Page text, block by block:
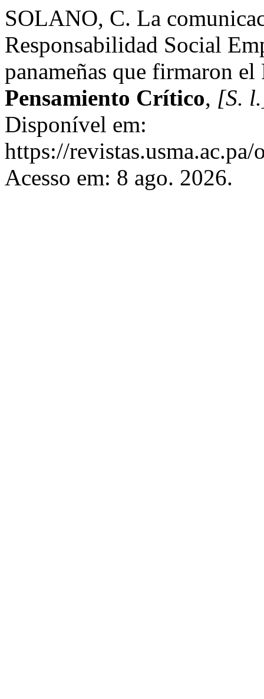
SOLANO, C. La
Responsabilidad Social
panameñas que firmaron
Pensamiento Crítico, [S.
Disponível em:
https://
Acesso em: 8 ago. 2026.